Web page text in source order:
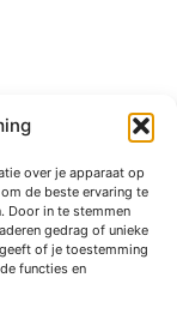
over je apparaat op
de beste ervaring te
Door in te stemmen
gedrag of unieke
of je toestemming
functies en